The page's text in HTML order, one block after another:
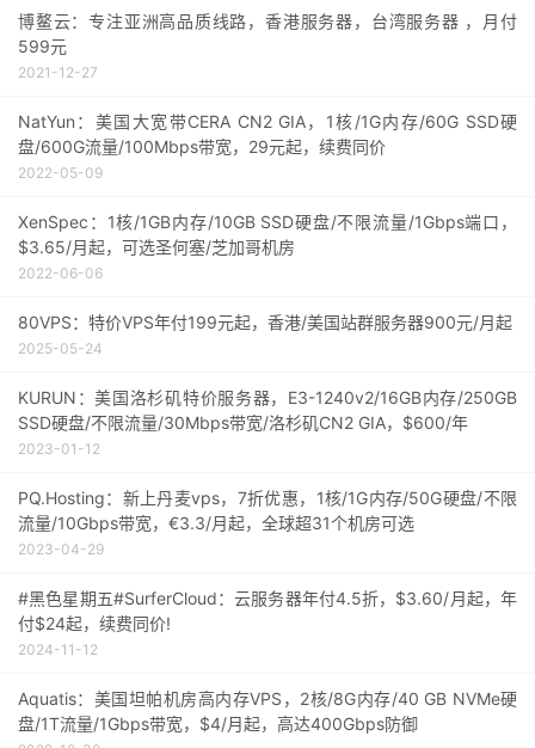
博鳌云：专注亚洲高品质线路，香港服务器，台湾服务器 ，月付
599元
2021-12-27
NatYun：美国大宽带CERA CN2 GIA，1核/1G内存/60G SSD硬
盘/600G流量/100Mbps带宽，29元起，续费同价
2022-05-09
XenSpec：1核/1GB内存/10GB SSD硬盘/不限流量/1Gbps端口，
$3.65/月起，可选圣何塞/芝加哥机房
2022-06-06
80VPS：特价VPS年付199元起，香港/美国站群服务器900元/月起
2025-05-24
KURUN：美国洛杉矶特价服务器，E3-1240v2/16GB内存/250GB
SSD硬盘/不限流量/30Mbps带宽/洛杉矶CN2 GIA，$600/年
2023-01-12
PQ.Hosting：新上丹麦vps，7折优惠，1核/1G内存/50G硬盘/不限
流量/10Gbps带宽，€3.3/月起，全球超31个机房可选
2023-04-29
#黑色星期五#SurferCloud：云服务器年付4.5折，$3.60/月起，年
付$24起，续费同价!
2024-11-12
Aquatis：美国坦帕机房高内存VPS，2核/8G内存/40 GB NVMe硬
盘/1T流量/1Gbps带宽，$4/月起，高达400Gbps防御